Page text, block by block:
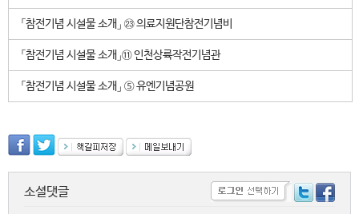
「참전기념 시설물 소개」 ㉓ 의료지원단참전기념비
「참전기념 시설물 소개」⑪ 인천상륙작전기념관
「참전기념 시설물 소개」 ⑤ 유엔기념공원
소셜댓글